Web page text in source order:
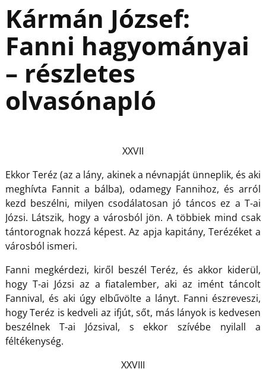
Kármán József:
Fanni hagyományai
– részletes
olvasónapló
XXVII
Ekkor Teréz (az a lány, akinek a névnapját ünneplik, és aki
meghívta Fannit a bálba), odamegy Fannihoz, és arról
kezd beszélni, milyen csodálatosan jó táncos ez a T-ai
Józsi. Látszik, hogy a városból jön. A többiek mind csak
tántorognak hozzá képest. Az apja kapitány, Terézéket a
városból ismeri.
Fanni megkérdezi, kiről beszél Teréz, és akkor kiderül,
hogy T-ai Józsi az a fiatalember, aki az imént táncolt
Fannival, és aki úgy elbűvölte a lányt. Fanni észreveszi,
hogy Teréz is kedveli az ifjút, sőt, más lányok is kedvesen
beszélnek T-ai Józsival, s ekkor szívébe nyilall a
féltékenység.
XXVIII